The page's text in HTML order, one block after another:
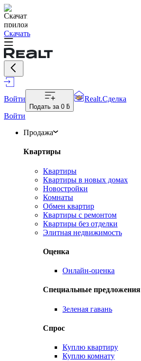
Скачать
Войти
Подать за 0 ƃ
Realt.Сделка
Войти
Продажа
Квартиры
Квартиры
Квартиры в новых домах
Новостройки
Комнаты
Обмен квартир
Квартиры с ремонтом
Квартиры без отделки
Элитная недвижимость
Оценка
Онлайн-оценка
Специальные предложения
Зеленая гавань
Спрос
Куплю квартиру
Куплю комнату